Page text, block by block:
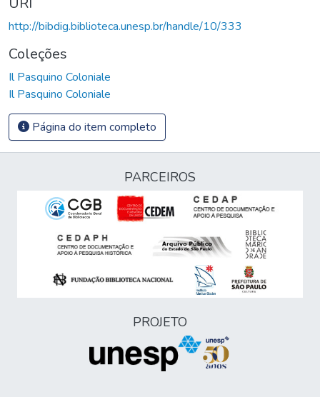
http://bibdig.biblioteca.unesp.br/handle/10/333
Coleções
Il Pasquino Coloniale
Il Pasquino Coloniale
Página do item completo
PARCEIROS
PROJETO